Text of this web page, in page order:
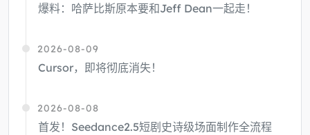
爆料：哈萨比斯原本要和Jeff Dean一起走！
2026-08-09
Cursor，即将彻底消失！
2026-08-08
首发！Seedance2.5短剧史诗级场面制作全流程